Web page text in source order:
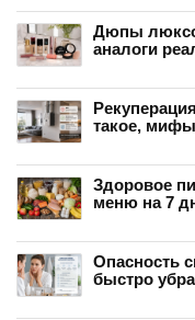
Дюпы
аналоги
такое,
Здоровое
меню на 7
Опасность
быстро